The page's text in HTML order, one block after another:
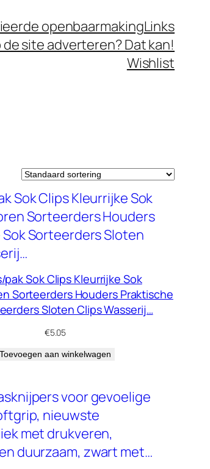
openbaarmakingLinks
de site adverteren? Dat kan!
Wishlist
pak Sok Clips Kleurrijke Sok
Sorteerders Houders Praktische
Sloten Clips Wasserij…
€5.05
Toevoegen aan winkelwagen